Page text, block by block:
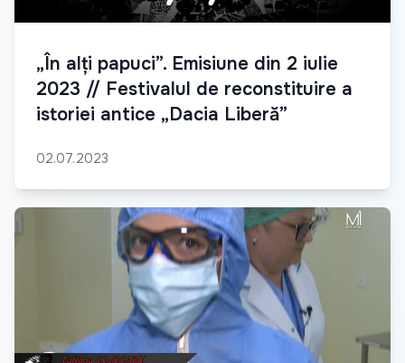
„În alți papuci”. Emisiune din 2 iulie
2023 // Festivalul de reconstituire a
istoriei antice „Dacia Liberă”
02.07.2023